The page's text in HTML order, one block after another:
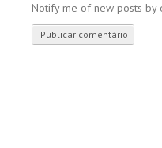
Notify me of new posts by